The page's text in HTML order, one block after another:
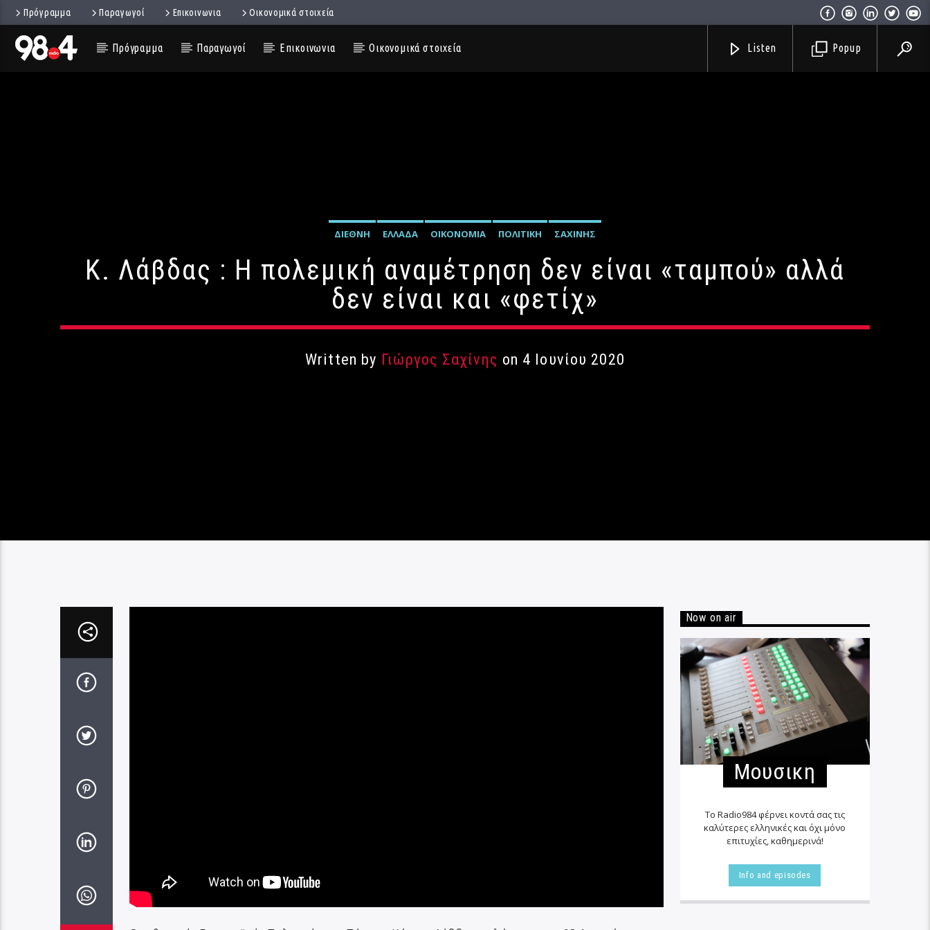
Πρόγραμμα Παραγωγοί Επικοινωνια Οικονομικά στοιχεία
Πρόγραμμα Παραγωγοί Επικοινωνια Οικονομικά στοιχεία Popup
Listen
ΔΙΕΘΝΉ ΕΛΛΆΔΑ ΟΙΚΟΝΟΜΊΑ ΠΟΛΙΤΙΚΉ ΣΑΧΊΝΗΣ
Κ. Λάβδας : Η πολεμική αναμέτρηση δεν είναι «ταμπού» αλλά
δεν είναι και «φετίχ»
Written by Γιώργος Σαχίνης on 4 Ιουνίου 2020
Now on air
Μουσικη
Το Radio984 φέρνει κοντά σας τις
καλύτερες ελληνικές και όχι μόνο
επιτυχίες, καθημερινά!
Info and episodes